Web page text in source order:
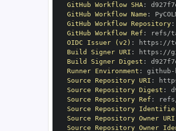
GitHub Workflow SHA:
GitHub Workflow Name :
GitHub Workflow Repository:
GitHub Workflow Ref :
OIDC Issuer (v2) : https :
Build Signer URI : https : //
Build Signer Digest :
Runner Environment : github -
Source Repository URI :
Source Repository Digest :
Source Repository Ref :
Source Repository
Source Repository Owner URI
Source Repository Owner